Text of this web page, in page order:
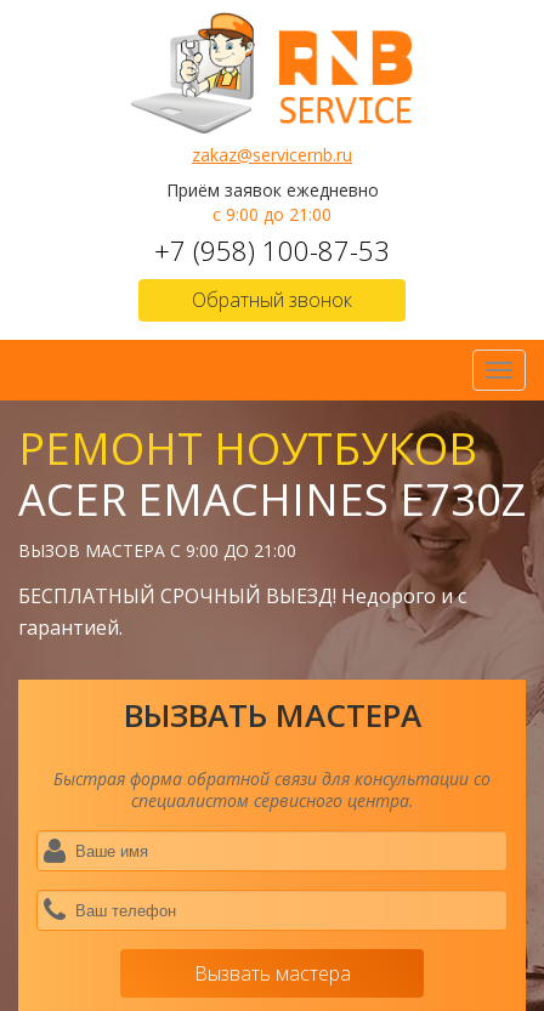
zakaz@servicernb.ru
Приём заявок ежедневно
с 9:00 до 21:00
+7 (958) 100-87-53
Обратный звонок
РЕМОНТ НОУТБУКОВ
ACER EMACHINES E730Z
ВЫЗОВ МАСТЕРА С 9:00 ДО 21:00
БЕСПЛАТНЫЙ СРОЧНЫЙ ВЫЕЗД! Недорого и с
гарантией.
ВЫЗВАТЬ МАСТЕРА
Быстрая форма обратной связи для консультации со
специалистом сервисного центра.
Вызвать мастера